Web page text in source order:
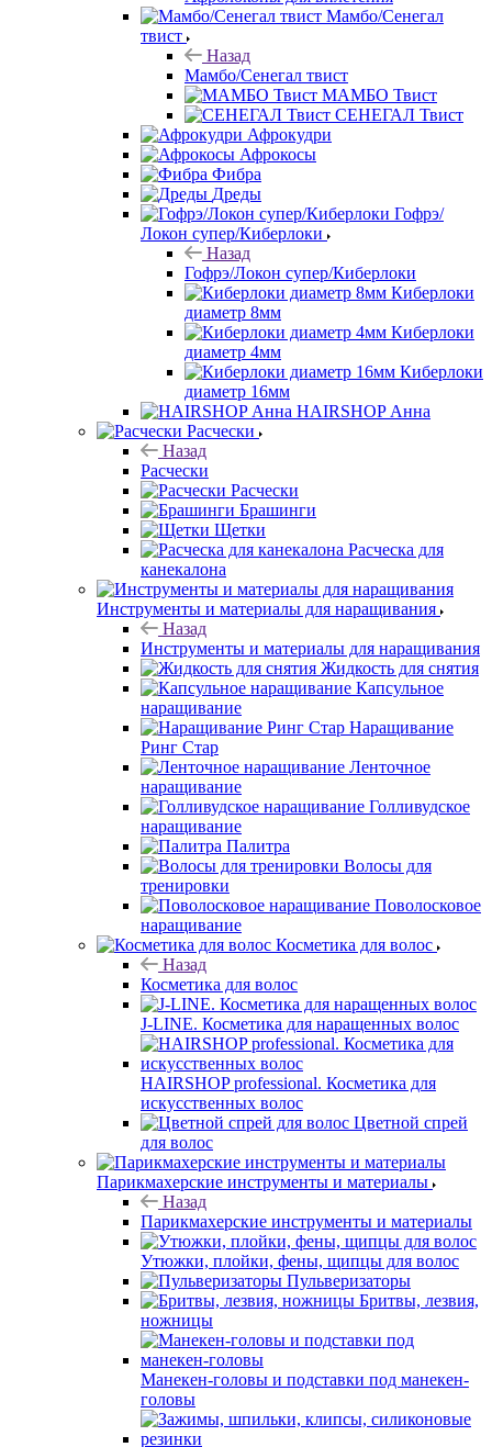
Мамбо/Сенегал
твист
Назад
Мамбо/Сенегал твист
МАМБО Твист
СЕНЕГАЛ Твист
Афрокудри
Афрокосы
Фибра
Дреды
Гофрэ/
Локон супер/Киберлоки
Назад
Гофрэ/Локон супер/Киберлоки
Киберлоки
диаметр 8мм
Киберлоки
диаметр 4мм
Киберлоки
диаметр 16мм
HAIRSHOP Анна
Расчески
Назад
Расчески
Расчески
Брашинги
Щетки
Расческа для
канекалона
Инструменты и материалы для наращивания
Назад
Инструменты и материалы для наращивания
Жидкость для снятия
Капсульное
наращивание
Наращивание
Ринг Стар
Ленточное
наращивание
Голливудское
наращивание
Палитра
Волосы для
тренировки
Поволосковое
наращивание
Косметика для волос
Назад
Косметика для волос
J-LINE. Косметика для наращенных волос
HAIRSHOP professional. Косметика для
искусственных волос
Цветной спрей
для волос
Парикмахерские инструменты и материалы
Назад
Парикмахерские инструменты и материалы
Утюжки, плойки, фены, щипцы для волос
Пульверизаторы
Бритвы, лезвия,
ножницы
Манекен-головы и подставки под манекен-
головы